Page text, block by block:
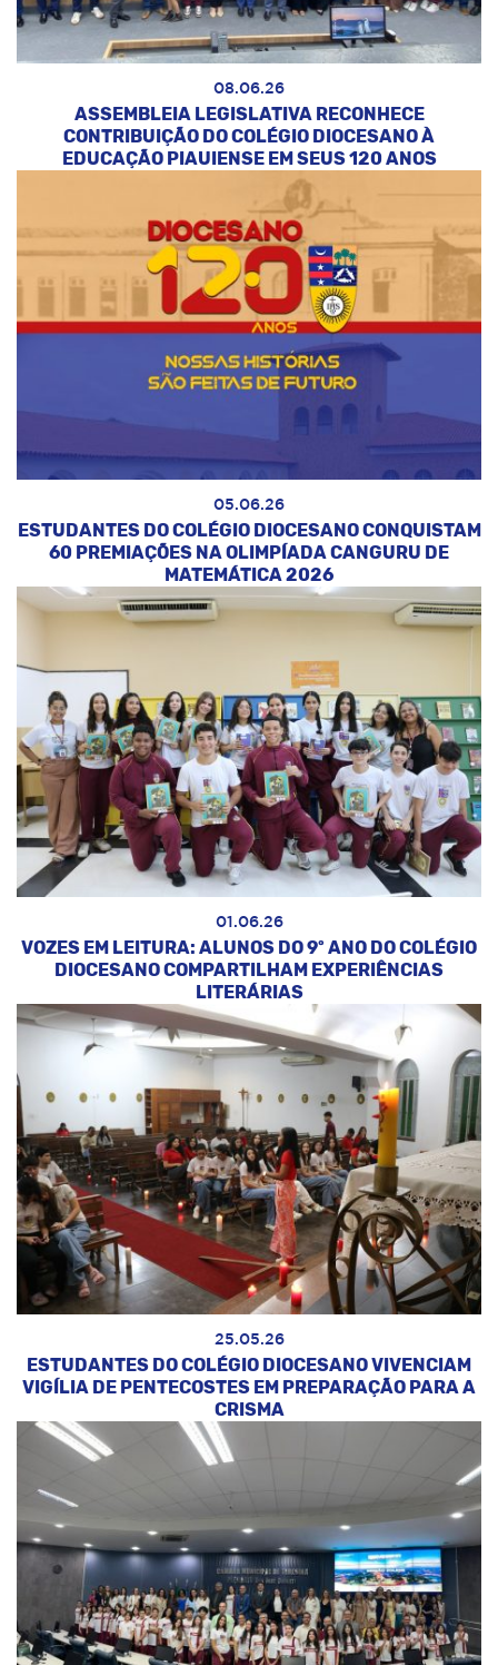
08.06.26
ASSEMBLEIA LEGISLATIVA RECONHECE
CONTRIBUIÇÃO DO COLÉGIO DIOCESANO À
EDUCAÇÃO PIAUIENSE EM SEUS 120 ANOS
05.06.26
ESTUDANTES DO COLÉGIO DIOCESANO CONQUISTAM
60 PREMIAÇÕES NA OLIMPÍADA CANGURU DE
MATEMÁTICA 2026
01.06.26
VOZES EM LEITURA: ALUNOS DO 9º ANO DO COLÉGIO
DIOCESANO COMPARTILHAM EXPERIÊNCIAS
LITERÁRIAS
25.05.26
ESTUDANTES DO COLÉGIO DIOCESANO VIVENCIAM
VIGÍLIA DE PENTECOSTES EM PREPARAÇÃO PARA A
CRISMA